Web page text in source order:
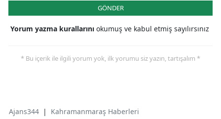
GÖNDER
Yorum yazma kurallarını okumuş ve kabul etmiş sayılırsınız
* Bu içerik ile ilgili yorum yok, ilk yorumu siz yazın, tartışalım *
Ajans344 | Kahramanmaraş Haberleri